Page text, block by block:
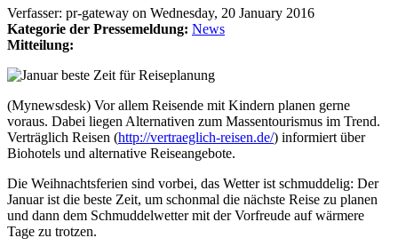
Verfasser: pr-gateway on Wednesday, 20 January 2016
Kategorie der Pressemeldung: News
Mitteilung:
(Mynewsdesk) Vor allem Reisende mit Kindern planen gerne
voraus. Dabei liegen Alternativen zum Massentourismus im Trend.
Verträglich Reisen (http://vertraeglich-reisen.de/) informiert über
Biohotels und alternative Reiseangebote.
Die Weihnachtsferien sind vorbei, das Wetter ist schmuddelig: Der
Januar ist die beste Zeit, um schonmal die nächste Reise zu planen
und dann dem Schmuddelwetter mit der Vorfreude auf wärmere
Tage zu trotzen.